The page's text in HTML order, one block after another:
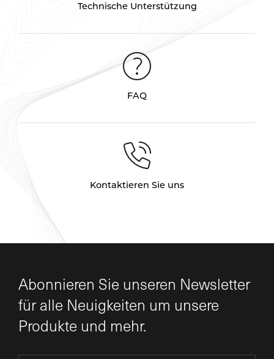
Technische Unterstützung
FAQ
Kontaktieren Sie uns
Abonnieren Sie unseren Newsletter
für alle Neuigkeiten um unsere
Produkte und mehr.